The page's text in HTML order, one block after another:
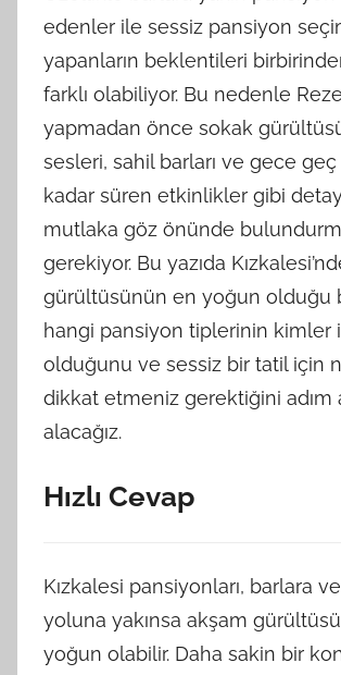
edenler ile sessiz pansiyon
yapanların beklentileri
farklı olabiliyor. Bu nedenle
yapmadan önce sokak
sesleri, sahil barları ve gece
kadar süren etkinlikler gibi
mutlaka göz önünde
gerekiyor. Bu yazıda
gürültüsünün en yoğun olduğu
hangi pansiyon tiplerinin kimler
olduğunu ve sessiz bir tatil için
dikkat etmeniz gerektiğini adım
alacağız.
Hızlı Cevap
Kızkalesi pansiyonları, barlara
yoluna yakınsa akşam
yoğun olabilir. Daha sakin bir